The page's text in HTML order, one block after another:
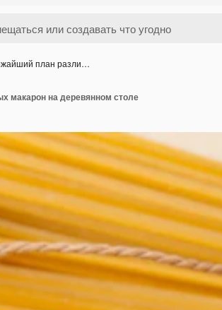
план разли…
макарон на деревянном столе